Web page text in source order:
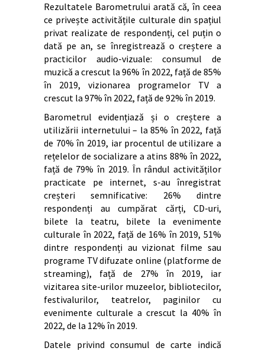
Rezultatele Barometrului arată că, în ceea
ce privește activitățile culturale din spațiul
privat realizate de respondenți, cel puțin o
dată pe an, se înregistrează o creștere a
practicilor audio-vizuale: consumul de
muzică a crescut la 96% în 2022, față de 85%
în 2019, vizionarea programelor TV a
crescut la 97% în 2022, față de 92% în 2019.
Barometrul evidențiază și o creștere a
utilizării internetului – la 85% în 2022, față
de 70% în 2019, iar procentul de utilizare a
rețelelor de socializare a atins 88% în 2022,
față de 79% în 2019. În rândul activităților
practicate pe internet, s-au înregistrat
creșteri semnificative: 26% dintre
respondenți au cumpărat cărți, CD-uri,
bilete la teatru, bilete la evenimente
culturale în 2022, față de 16% în 2019, 51%
dintre respondenți au vizionat filme sau
programe TV difuzate online (platforme de
streaming), față de 27% în 2019, iar
vizitarea site-urilor muzeelor, bibliotecilor,
festivalurilor, teatrelor, paginilor cu
evenimente culturale a crescut la 40% în
2022, de la 12% în 2019.
Datele privind consumul de carte indică